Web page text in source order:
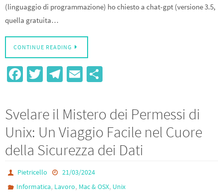
(linguaggio di programmazione) ho chiesto a chat-gpt (versione 3.5,
quella gratuita…
CONTINUE READING
Fa
b
o
o
k
T
tt
er
Te
gr
a
m
E
ail
ar
e
Svelare il Mistero dei Permessi di
Unix: Un Viaggio Facile nel Cuore
della Sicurezza dei Dati
Pietricello
21/03/2024
Informatica, Lavoro, Mac & OSX, Unix